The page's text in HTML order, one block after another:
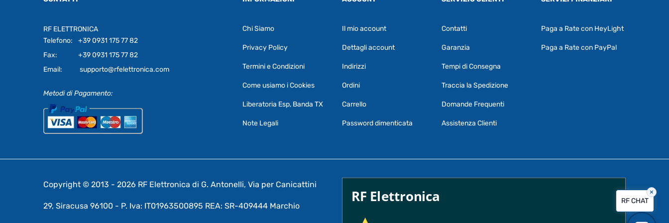
RF ELETTRONICA
Telefono:
+39 0931 175 77 82
Fax:
+39 0931 175 77 82
Email:
supporto@rfelettronica.com
Metodi di Pagamento:
Chi Siamo
Privacy Policy
Termini e Condizioni
Come usiamo i Cookies
Liberatoria Esp, Banda TX
Note Legali
Il mio account
Dettagli account
Indirizzi
Ordini
Carrello
Password dimenticata
Contatti
Garanzia
Tempi di Consegna
Traccia la Spedizione
Domande Frequenti
Assistenza Clienti
Paga a Rate con HeyLight
Paga a Rate con PayPal
Copyright © 2013 - 2026 RF Elettronica di G. Antonelli, Via per Canicattini
29, Siracusa 96100 - P. Iva: IT01963500895 REA: SR-409444 Marchio
RF Elettronica
RF Assist
Puoi chiedermi informazioni generali o
specifiche su certi prodotti.
prodotto
RF CHAT
×